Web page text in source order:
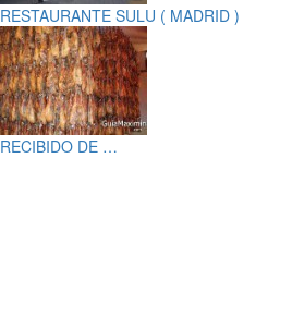
RESTAURANTE SULU ( MADRID )
RECIBIDO DE …